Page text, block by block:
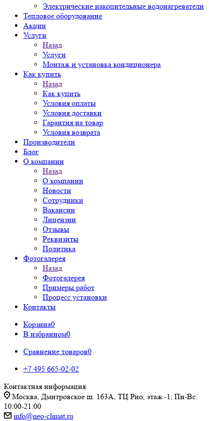
Электрические накопительные водонагреватели
Тепловое оборудование
Акции
Услуги
Назад
Услуги
Монтаж и установка кондиционера
Как купить
Назад
Как купить
Условия оплаты
Условия доставки
Гарантия на товар
Условия возврата
Производители
Блог
О компании
Назад
О компании
Новости
Сотрудники
Вакансии
Лицензии
Отзывы
Реквизиты
Политика
Фотогалерея
Назад
Фотогалерея
Примеры работ
Процесс установки
Контакты
Корзина0
В избранном0
Сравнение товаров0
+7 495 665-02-02
Контактная информация
Москва, Дмитровское ш. 163А, ТЦ Рио, этаж -1; Пн-Вс:
10:00-21:00
info@neo-climat.ru